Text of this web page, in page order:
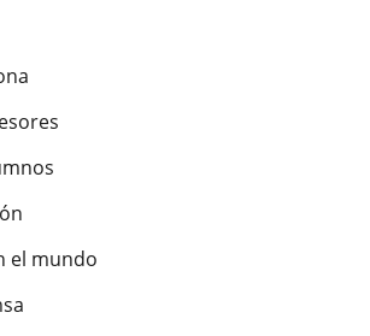
el mundo